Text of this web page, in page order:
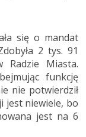
się o mandat
2 tys. 91
Radzie Miasta.
funkcję
nie potwierdził
jest niewiele, bo
jest na 6